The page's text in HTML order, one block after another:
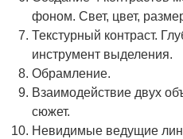
фоном. Свет, цвет,
Текстурный контраст.
инструмент выделения.
Обрамление.
Взаимодействие двух
сюжет.
Невидимые ведущие